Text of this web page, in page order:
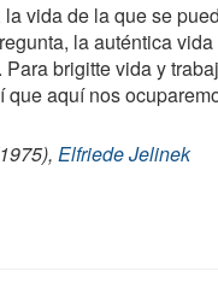
vida de la que se
la auténtica
brigitte vida y
que aquí nos
Elfriede Jelinek